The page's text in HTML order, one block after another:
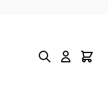
Rechercher
Panier